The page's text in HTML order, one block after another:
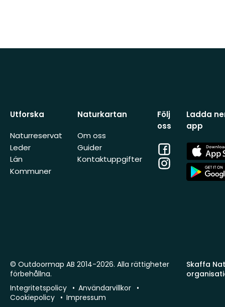
Utforska
Naturreservat
Leder
Län
Kommuner
Naturkartan
Om oss
Guider
Kontaktuppgifter
Följ
oss
Facebook
Instagram
Ladda
app
App
Store
App
Store
Skaffa
© Outdoormap AB 2014-2026. Alla rättigheter
förbehållna.
Integritetspolicy
Användarvillkor
Cookiepolicy
Impressum